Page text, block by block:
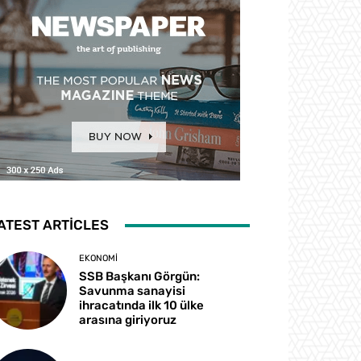
ARTICLES
EKONOMI
SSB Başkanı Görgün:
Savunma sanayisi
ihracatında ilk 10 ülke
arasına giriyoruz